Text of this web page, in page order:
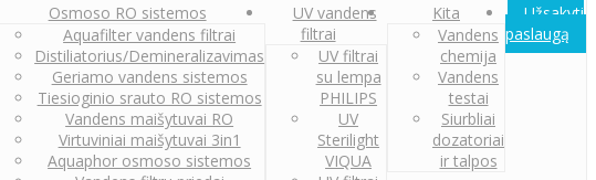
Osmoso RO sistemos
Aquafilter vandens filtrai
Distiliatorius/Demineralizavimas
Geriamo vandens sistemos
Tiesioginio srauto RO sistemos
Vandens maišytuvai RO
Virtuviniai maišytuvai 3in1
Aquaphor osmoso sistemos
UV vandens
filtrai
UV filtrai
su lempa
PHILIPS
UV
Sterilight
VIQUA
Kita
Vandens
chemija
Vandens
testai
Siurbliai
dozatoriai
ir talpos
Užsakyti
paslaugą